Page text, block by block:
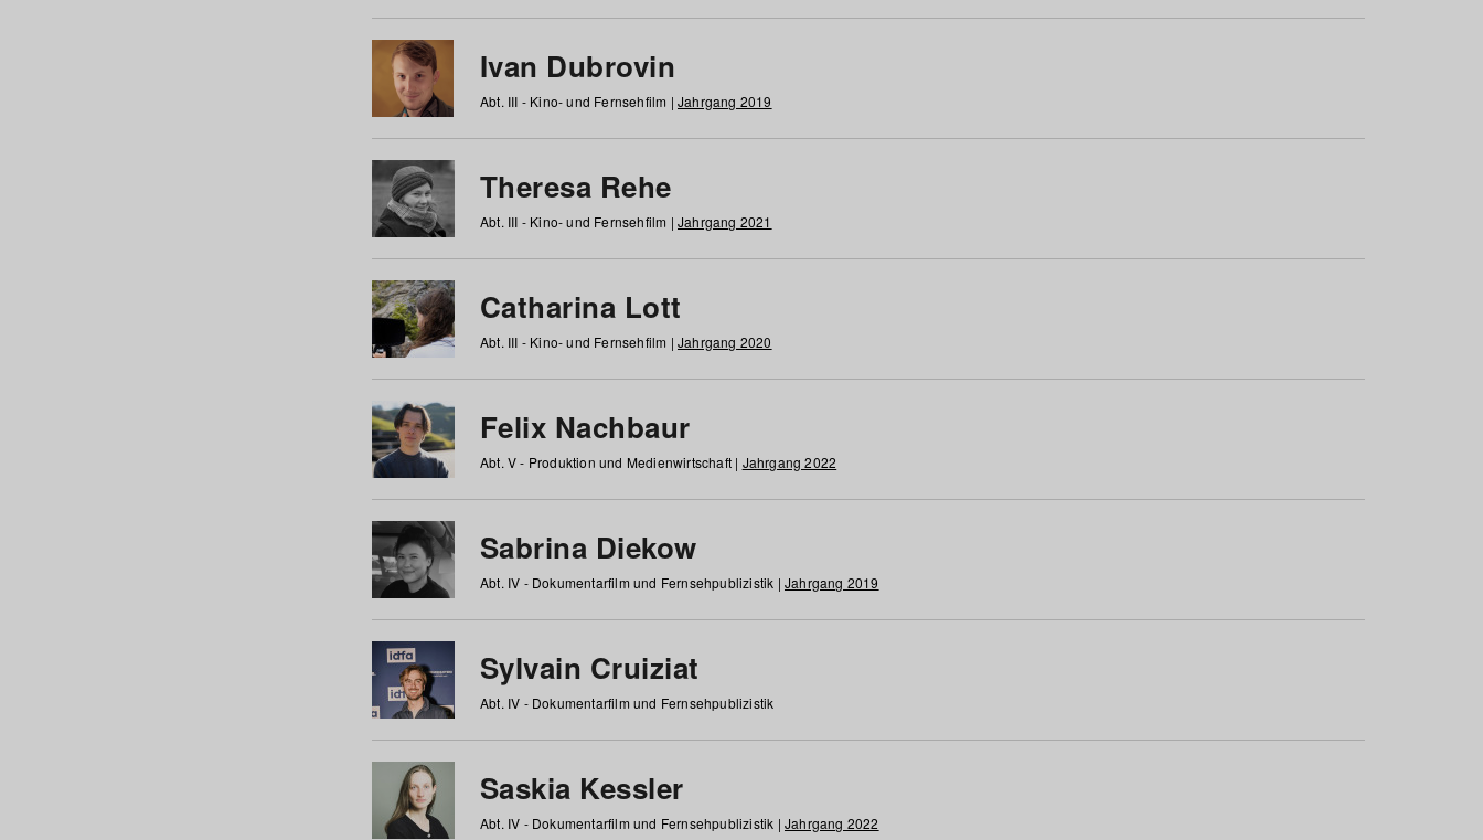
Ivan Dubrovin
Abt. III - Kino- und Fernsehfilm | Jahrgang 2019
Theresa Rehe
Abt. III - Kino- und Fernsehfilm | Jahrgang 2021
Catharina Lott
Abt. III - Kino- und Fernsehfilm | Jahrgang 2020
Felix Nachbaur
Abt. V - Produktion und Medienwirtschaft | Jahrgang 2022
Sabrina Diekow
Abt. IV - Dokumentarfilm und Fernsehpublizistik | Jahrgang 2019
Sylvain Cruiziat
Abt. IV - Dokumentarfilm und Fernsehpublizistik
Saskia Kessler
Abt. IV - Dokumentarfilm und Fernsehpublizistik | Jahrgang 2022